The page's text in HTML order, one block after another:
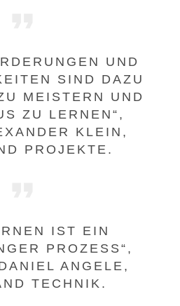
UND
SIND DAZU
MEISTERN UND
ZU LERNEN“,
KLEIN, V
PROJEKTE.
IST EIN
PROZESS“,
ANGELE,
TECHNIK.